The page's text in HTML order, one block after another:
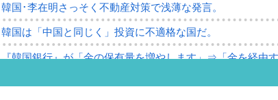
韓国･李在明さっそく不動産対策で浅薄な発言。
韓国は「中国と同じく」投資に不適格な国だ。
『韓国銀行』が「金の保有量を増やします」⇒「金を経由